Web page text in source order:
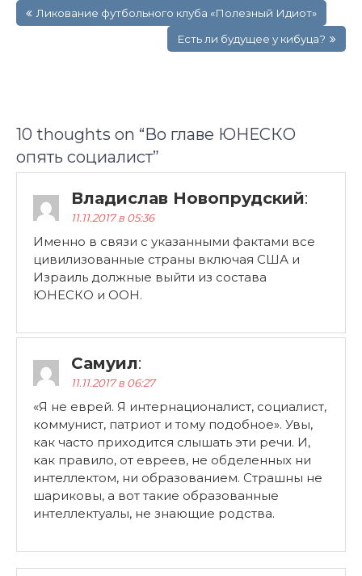
поЛикование футбольного клуба «Полезный Идиот»
Есть ли будущее у кибуца?
10 thoughts on “Во главе ЮНЕСКО
опять социалист”
Владислав Новопрудский:
11.11.2017 в 05:36
Именно в связи с указанными фактами все
цивилизованные страны включая США и
Израиль должные выйти из состава
ЮНЕСКО и ООН.
Самуил:
11.11.2017 в 06:27
«Я не еврей. Я интернационалист, социалист,
коммунист, патриот и тому подобное». Увы,
как часто приходится слышать эти речи. И,
как правило, от евреев, не обделенных ни
интеллектом, ни образованием. Страшны не
шариковы, а вот такие образованные
интеллектуалы, не знающие родства.